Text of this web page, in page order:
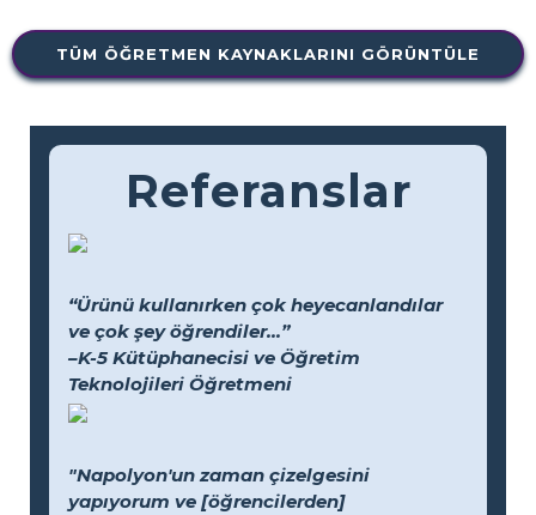
TÜM ÖĞRETMEN KAYNAKLARINI GÖRÜNTÜLE
Referanslar
“Ürünü kullanırken çok heyecanlandılar
ve çok şey öğrendiler...”
–K-5 Kütüphanecisi ve Öğretim
Teknolojileri Öğretmeni
"Napolyon'un zaman çizelgesini
yapıyorum ve [öğrencilerden]